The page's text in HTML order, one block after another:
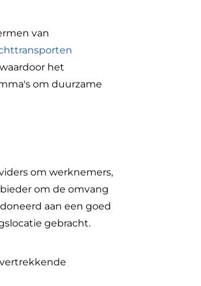
van
het
om duurzame
om werknemers,
om de omvang
aan een goed
gebracht.